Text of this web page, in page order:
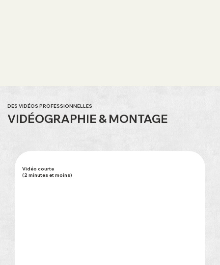
DES VIDÉOS PROFESSIONNELLES
VIDÉOGRAPHIE & MONTAGE
Vidéo courte
(2 minutes et moins)